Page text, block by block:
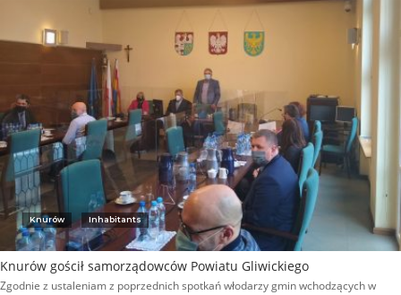
Knurów Inhabitants
Knurów gościł samorządowców Powiatu Gliwickiego
Zgodnie z ustaleniam z poprzednich spotkań włodarzy gmin wchodzących w